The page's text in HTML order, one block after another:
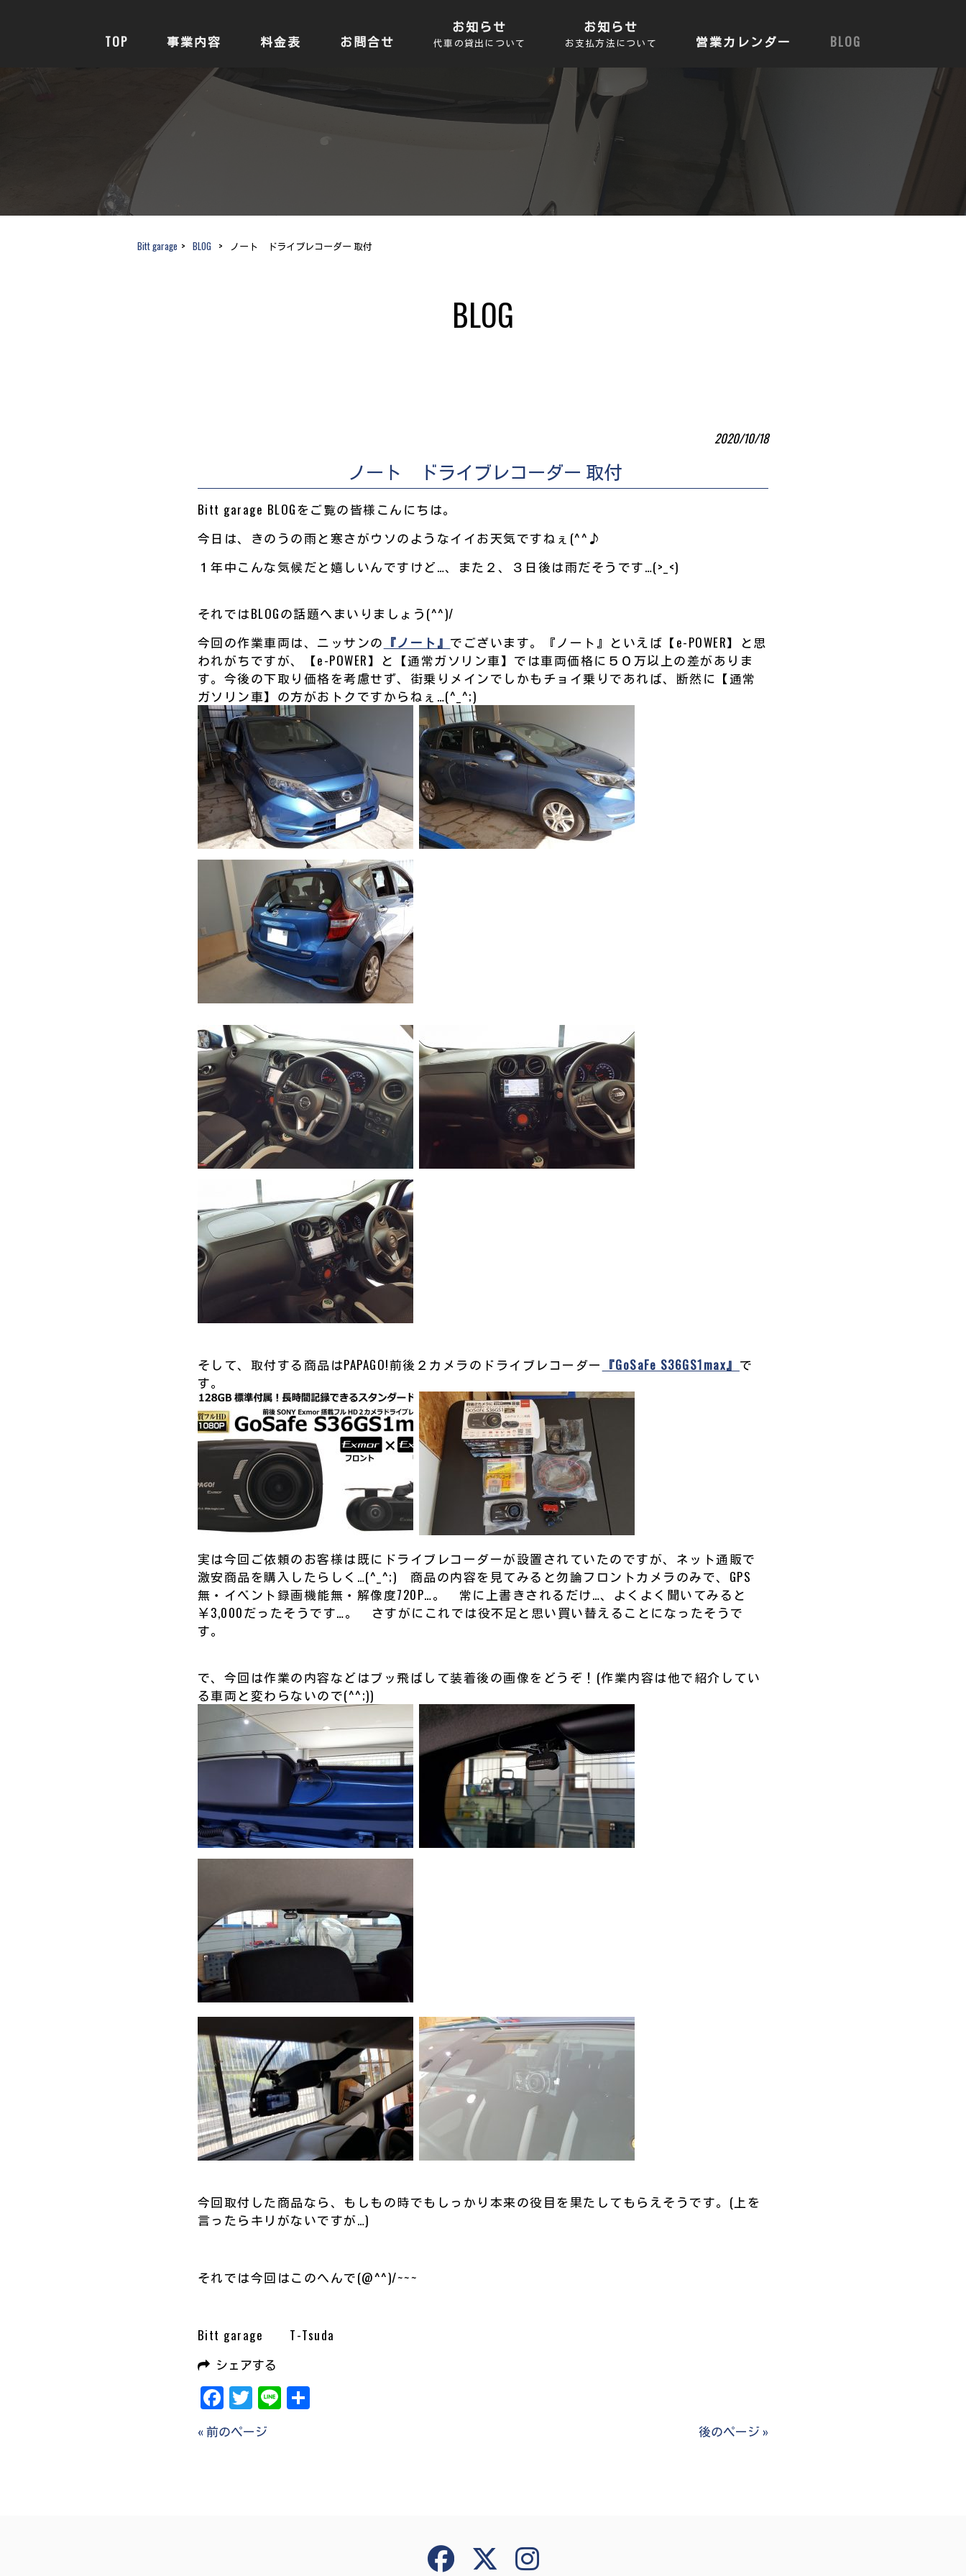
TOP 事業内容 料金表 お問合せ
お知らせ
代車の貸出について
お知らせ
お支払方法について 営業カレンダー BLOG
Bitt garage > BLOG > ノート ドライブレコーダー 取付
BLOG
2020/10/18
ノート ドライブレコーダー 取付
Bitt garage BLOGをご覧の皆様こんにちは。
今日は、きのうの雨と寒さがウソのようなイイお天気ですねぇ(^^♪
１年中こんな気候だと嬉しいんですけど…、また２、３日後は雨だそうです…(>_<)
それではBLOGの話題へまいりましょう(^^)/
今回の作業車両は、ニッサンの 『ノート』 でございます。『ノート』といえば【e-POWER】と思
われがちですが、【e-POWER】と【通常ガソリン車】では車両価格に５０万以上の差がありま
す。今後の下取り価格を考慮せず、街乗りメインでしかもチョイ乗りであれば、断然に【通常
ガソリン車】の方がおトクですからねぇ…(^_^;)
そして、取付する商品はPAPAGO!前後２カメラのドライブレコーダー 『GoSaFe S36GS1max』 で
す。
実は今回ご依頼のお客様は既にドライブレコーダーが設置されていたのですが、ネット通販で
激安商品を購入したらしく…(^_^;) 商品の内容を見てみると勿論フロントカメラのみで、GPS
無・イベント録画機能無・解像度720P…。 常に上書きされるだけ…、よくよく聞いてみると
￥3,000だったそうです…。 さすがにこれでは役不足と思い買い替えることになったそうで
す。
で、今回は作業の内容などはブッ飛ばして装着後の画像をどうぞ！(作業内容は他で紹介してい
る車両と変わらないので(^^;))
今回取付した商品なら、もしもの時でもしっかり本来の役目を果たしてもらえそうです。(上を
言ったらキリがないですが…)
それでは今回はこのへんで(@^^)/~~~
Bitt garage T-Tsuda
シェアする
Facebook
Twitter
Line共
« 前のページ 後のページ »